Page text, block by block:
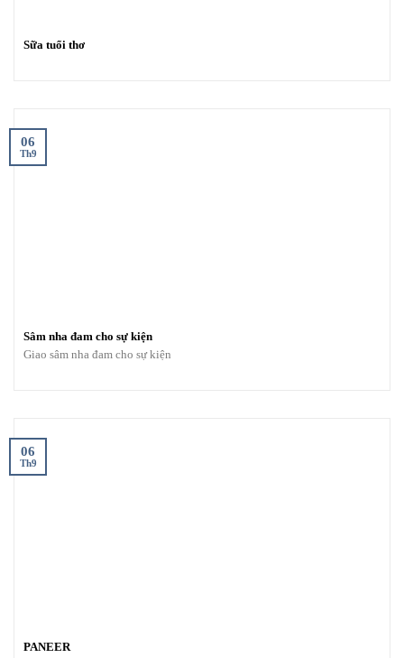
Sữa tuổi thơ
Sâm nha đam cho sự kiện
Giao sâm nha đam cho sự kiện
06
Th9
PANEER
06
Th9